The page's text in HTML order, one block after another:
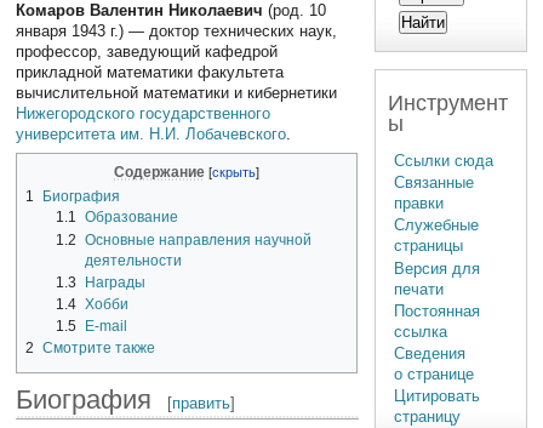
Комаров Валентин Николаевич (род. 10
января 1943 г.) — доктор технических наук,
профессор, заведующий кафедрой
прикладной математики факультета
вычислительной математики и кибернетики
Нижегородского государственного
университета им. Н.И. Лобачевского.
Содержание
1
Биография
1.1 Образование
1.2 Основные направления научной
деятельности
1.3
Награды
1.4 Хобби
1.5
E-mail
2
Смотрите также
Биография [править]
Инструмент
ы
Ссылки сюда
Связанные
правки
Служебные
страницы
Версия для
печати
Постоянная
ссылка
Сведения
о странице
Цитировать
страницу